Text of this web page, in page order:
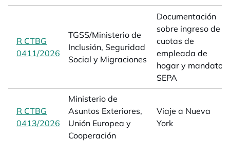
R CTBG
0411/2026 opens in a new tab
TGSS/Ministerio de
Inclusión, Seguridad
Social y Migraciones
Documentación
sobre ingreso de
cuotas de
empleada de
hogar y mandato
SEPA
R CTBG
0413/2026 opens in a new tab
Ministerio de
Asuntos Exteriores,
Unión Europea y
Cooperación
Viaje a Nueva
York